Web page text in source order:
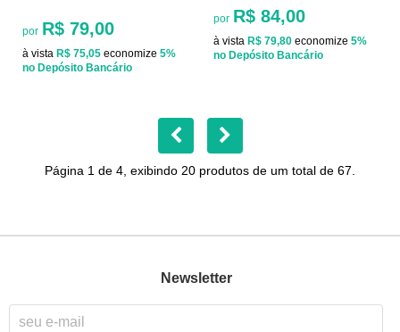
por R$ 79,00
à vista R$ 75,05 economize 5%
no Depósito Bancário
por R$ 84,00
à vista R$ 79,80 economize 5%
no Depósito Bancário
Página 1 de 4, exibindo 20 produtos de um total de 67.
Newsletter